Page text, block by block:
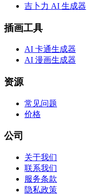
吉卜力 AI 生成器
插画工具
AI 卡通生成器
AI 漫画生成器
资源
常见问题
价格
公司
关于我们
联系我们
服务条款
隐私政策